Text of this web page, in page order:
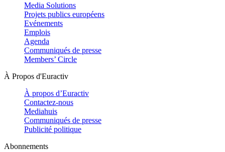
Media Solutions
Projets publics européens
Evénements
Emplois
Agenda
Communiqués de presse
Members’ Circle
À Propos d'Euractiv
À propos d’Euractiv
Contactez-nous
Mediahuis
Communiqués de presse
Publicité politique
Abonnements